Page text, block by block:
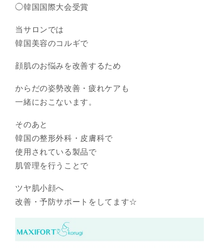
◯韓国国際大会受賞
当サロンでは
韓国美容のコルギで
顔肌のお悩みを改善するため
からだの姿勢改善・疲れケアも
一緒におこないます。
そのあと
韓国の整形外科・皮膚科で
使用されている製品で
肌管理を行うことで
ツヤ肌小顔へ
改善・予防サポートをしてます☆